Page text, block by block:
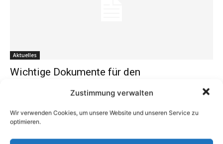
Zustimmung verwalten
Wir verwenden Cookies, um unsere Website und unseren Service zu
optimieren.
Aktuelles
Wichtige Dokumente für den
1 2